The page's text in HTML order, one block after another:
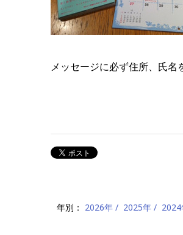
メッセージに必ず住所、氏名
年別： 2026年 2025年 2024